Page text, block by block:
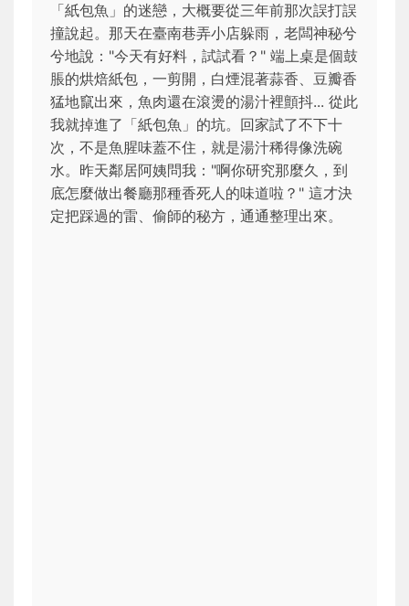
「紙包魚」的迷戀，大概要從三年前那次誤打誤
撞說起。那天在臺南巷弄小店躲雨，老闆神秘兮
兮地說："今天有好料，試試看？" 端上桌是個鼓
脹的烘焙紙包，一剪開，白煙混著蒜香、豆瓣香
猛地竄出來，魚肉還在滾燙的湯汁裡顫抖... 從此
我就掉進了「紙包魚」的坑。回家試了不下十
次，不是魚腥味蓋不住，就是湯汁稀得像洗碗
水。昨天鄰居阿姨問我："啊你研究那麼久，到
底怎麼做出餐廳那種香死人的味道啦？" 這才決
定把踩過的雷、偷師的秘方，通通整理出來。